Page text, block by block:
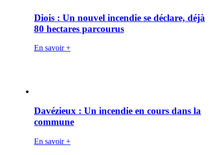
Diois : Un nouvel incendie se déclare, déjà
80 hectares parcourus
En savoir +
Davézieux : Un incendie en cours dans la
commune
En savoir +